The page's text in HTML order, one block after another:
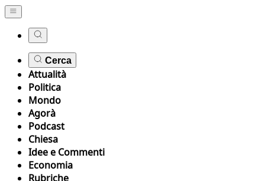
Cerca
Attualità
Politica
Mondo
Agorà
Podcast
Chiesa
Idee e Commenti
Economia
Rubriche